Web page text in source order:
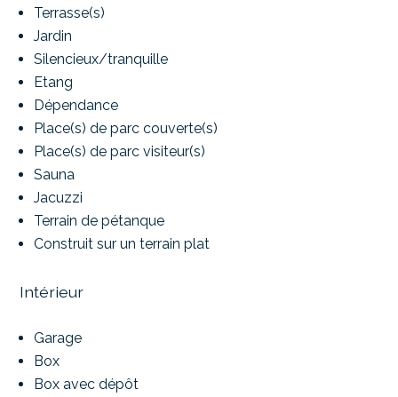
Terrasse(s)
Jardin
Silencieux/tranquille
Etang
Dépendance
Place(s) de parc couverte(s)
Place(s) de parc visiteur(s)
Sauna
Jacuzzi
Terrain de pétanque
Construit sur un terrain plat
Intérieur
Garage
Box
Box avec dépôt